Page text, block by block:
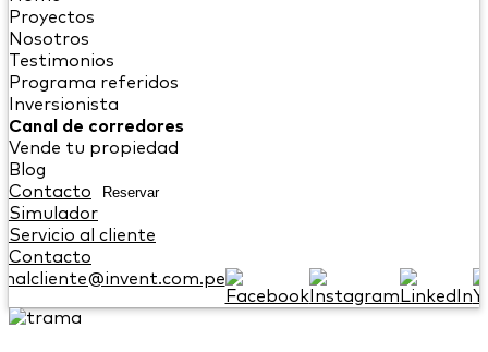
Proyectos
Nosotros
Testimonios
Programa referidos
Inversionista
Canal de corredores
Vende tu propiedad
Blog
Contacto
Reservar
Simulador
Servicio al cliente
Contacto